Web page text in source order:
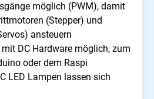
möglich (PWM), damit
(Stepper) und
ansteuern
DC Hardware möglich, zum
oder dem Raspi
LED Lampen lassen sich